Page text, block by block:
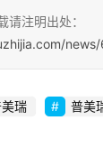
请注明出处：
瑞
普美